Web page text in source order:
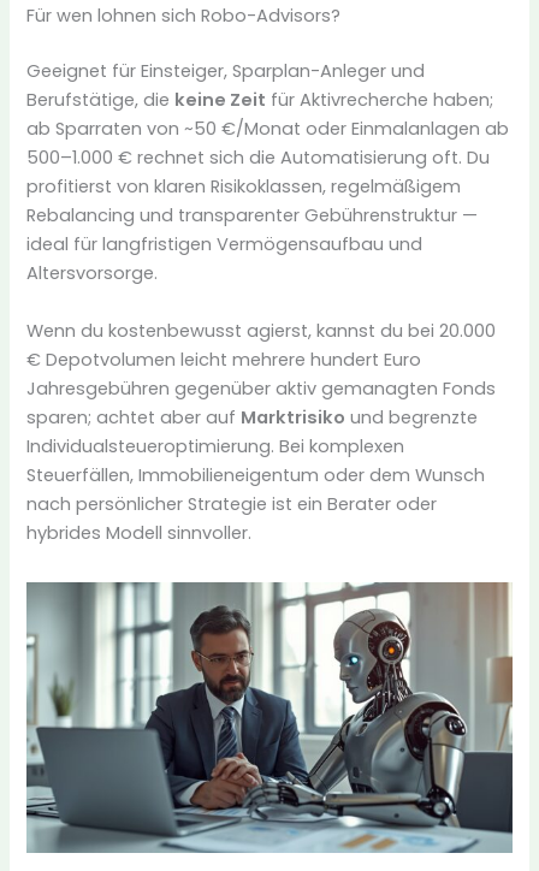
Für wen lohnen sich Robo-Advisors?
Geeignet für Einsteiger, Sparplan-Anleger und
Berufstätige, die keine Zeit für Aktivrecherche haben;
ab Sparraten von ~50 €/Monat oder Einmalanlagen ab
500–1.000 € rechnet sich die Automatisierung oft. Du
profitierst von klaren Risikoklassen, regelmäßigem
Rebalancing und transparenter Gebührenstruktur —
ideal für langfristigen Vermögensaufbau und
Altersvorsorge.
Wenn du kostenbewusst agierst, kannst du bei 20.000
€ Depotvolumen leicht mehrere hundert Euro
Jahresgebühren gegenüber aktiv gemanagten Fonds
sparen; achtet aber auf Marktrisiko und begrenzte
Individualsteueroptimierung. Bei komplexen
Steuerfällen, Immobilieneigentum oder dem Wunsch
nach persönlicher Strategie ist ein Berater oder
hybrides Modell sinnvoller.